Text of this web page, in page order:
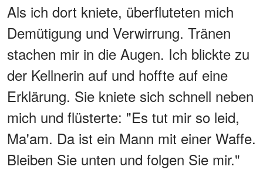
Als ich dort kniete, überfluteten mich
Demütigung und Verwirrung. Tränen
stachen mir in die Augen. Ich blickte zu
der Kellnerin auf und hoffte auf eine
Erklärung. Sie kniete sich schnell neben
mich und flüsterte: "Es tut mir so leid,
Ma'am. Da ist ein Mann mit einer Waffe.
Bleiben Sie unten und folgen Sie mir."